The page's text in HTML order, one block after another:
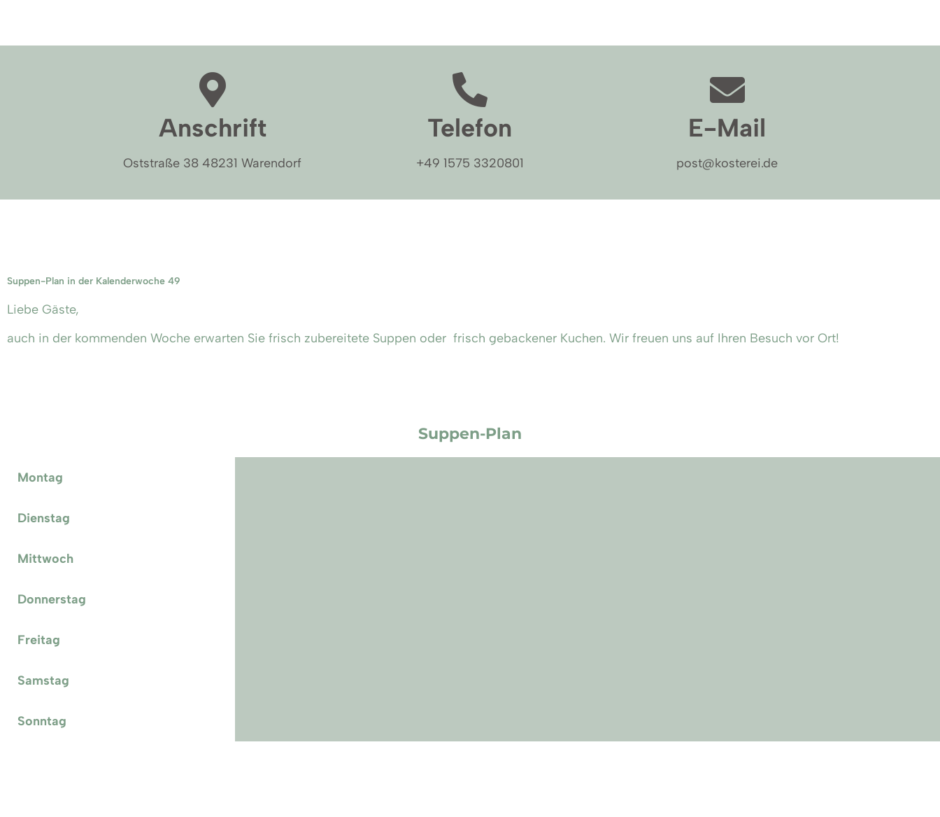
Anschrift
Oststraße 38 48231 Warendorf
Telefon
+49 1575 3320801
E-Mail
post@kosterei.de
Suppen-Plan in der Kalenderwoche 49
Liebe Gäste,
auch in der kommenden Woche erwarten Sie frisch zubereitete Suppen oder frisch gebackener Kuchen. Wir freuen uns auf Ihren Besuch vor Ort!
Suppen-Plan
Montag
Dienstag
Mittwoch
Donnerstag
Freitag
Samstag
Sonntag